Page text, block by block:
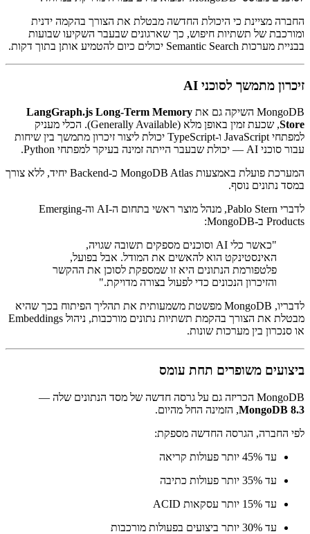
החברה מציינת כי היכולת החדשה מבטלת את הצורך בהקמה ידנית
ומורכבת של תשתיות חיפוש, כך שארגונים שבעבר השקיעו שבועות
בבניית מערכות Semantic Search יכולים כיום להטמיע אותן בתוך דקות.
זיכרון מתמשך לסוכני AI
MongoDB השיקה גם את
LangGraph.js Long-Term Memory
Store
, שכעת זמין באופן מלא (Generally Available). הכלי מעניק
למפתחי JavaScript ו-TypeScript יכולת ליצור זיכרון מתמשך בין שיחות
עבור סוכני AI — יכולת שבעבר הייתה זמינה בעיקר למפתחי Python.
המערכת פועלת באמצעות MongoDB Atlas כ-Backend יחיד, ללא צורך
במסד נתונים נוסף.
לדברי Pablo Stern, מנהל מוצר ראשי בתחום ה-AI וה-Emerging
Products ב-MongoDB:
"כאשר כלי AI וסוכנים מספקים תשובה שגויה,
האינסטינקט הוא להאשים את המודל. אבל בפועל,
פלטפורמת הנתונים היא זו שמספקת לסוכן את ההקשר
והזיכרון הנכונים כדי לפעול בצורה מדויקת."
לדבריו, MongoDB מפשטת משמעותית את תהליך הפיתוח בכך שהיא
מבטלת את הצורך בהקמת תשתיות נתונים מורכבות, ניהול Embeddings
או סנכרון בין מערכות שונות.
ביצועים משופרים תחת עומס
MongoDB הכריזה גם על גרסה חדשה של מסד הנתונים שלה —
MongoDB 8.3, הזמינה החל מהיום.
לפי החברה, הגרסה החדשה מספקת:
עד 45% יותר פעולות קריאה
עד 35% יותר פעולות כתיבה
עד 15% יותר עסקאות ACID
עד 30% יותר ביצועים בפעולות מורכבות